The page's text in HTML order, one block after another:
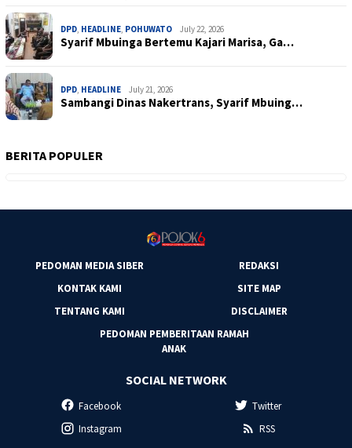
DPD HEADLINE POHUWATO July 22, 2026
Syarif Mbuinga Bertemu Kajari Marisa, Ga…
DPD HEADLINE July 21, 2026
Sambangi Dinas Nakertrans, Syarif Mbuing…
BERITA POPULER
PEDOMAN MEDIA SIBER
REDAKSI
KONTAK KAMI
SITE MAP
TENTANG KAMI
DISCLAIMER
PEDOMAN PEMBERITAAN RAMAH
ANAK
SOCIAL NETWORK
Facebook
Twitter
Instagram
RSS